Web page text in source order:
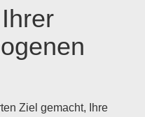
Ziel gemacht, Ihre